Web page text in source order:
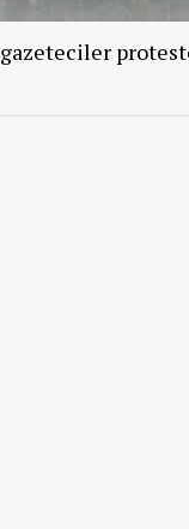
gazeteciler